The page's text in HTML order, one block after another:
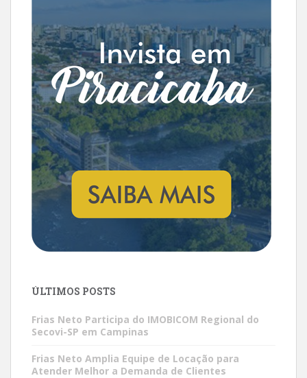
ÚLTIMOS POSTS
Frias Neto Participa do IMOBICOM Regional do
Secovi-SP em Campinas
Frias Neto Amplia Equipe de Locação para
Atender Melhor a Demanda de Clientes